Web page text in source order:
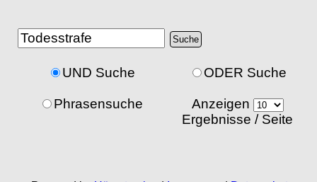
UND Suche
Phrasensuche
ODER Suche
Anzeigen
Ergebnisse / Seite